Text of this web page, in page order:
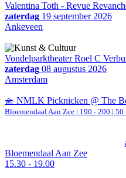
Valentina Toth - Revue
zaterdag 19 september 2026
Ankeveen
Vondelparktheater Roel C
zaterdag 08 augustus 2026
Amsterdam
🧺 NMLK Picknicken @ The
Bloemendaal Aan Zee | 190 - 200 | 50
Bloemendaal Aan Zee
15.30 - 19.00